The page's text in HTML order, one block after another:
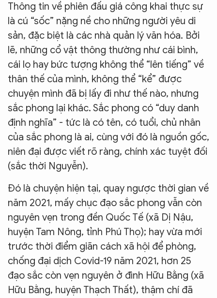
Thông tin về phiên đấu giá công khai thực sự
là cú “sốc” nặng nề cho những người yêu di
sản, đặc biệt là các nhà quản lý văn hóa. Bởi
lẽ, những cổ vật thông thường như cái bình,
cái lọ hay bức tượng không thể “lên tiếng” về
thân thế của mình, không thể “kể” được
chuyện mình đã bị lấy đi như thế nào, nhưng
sắc phong lại khác. Sắc phong có “duy danh
định nghĩa” - tức là có tên, có tuổi, chủ nhân
của sắc phong là ai, cùng với đó là nguồn gốc,
niên đại được viết rõ ràng, chính xác tuyệt đối
(sắc thời Nguyễn).
Đó là chuyện hiện tại, quay ngược thời gian về
năm 2021, mấy chục đạo sắc phong vẫn còn
nguyên vẹn trong đền Quốc Tế (xã Dị Nậu,
huyện Tam Nông, tỉnh Phú Thọ); hay vừa mới
trước thời điểm giãn cách xã hội để phòng,
chống đại dịch Covid-19 năm 2021, hơn 25
đạo sắc còn vẹn nguyên ở đình Hữu Bằng (xã
Hữu Bằng, huyện Thạch Thất), thậm chí đã